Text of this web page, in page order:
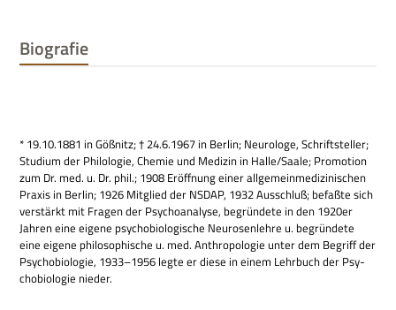
Biografie
* 19.10.1881 in Göß­nitz; † 24.6.1967 in Ber­lin; Neu­ro­loge, Schrift­stel­ler;
Stu­dium der Phi­lo­lo­gie, Che­mie und Medi­zin in Halle/Saale; Pro­mo­tion
zum Dr. med. u. Dr. phil.; 1908 Eröff­nung einer all­ge­mein­me­di­zi­ni­schen
Pra­xis in Ber­lin; 1926 Mit­glied der NSDAP, 1932 Aus­schluß; befaßte sich
ver­stärkt mit Fra­gen der Psy­cho­ana­lyse, begrün­dete in den 1920er
Jah­ren eine eigene psy­cho­bio­lo­gi­sche Neu­ro­sen­lehre u. begrün­dete
eine eigene phi­lo­so­phi­sche u. med. Anthro­po­lo­gie unter dem Begriff der
Psy­cho­bio­lo­gie, 1933–1956 legte er diese in einem Lehr­buch der Psy­
cho­bio­lo­gie nieder.